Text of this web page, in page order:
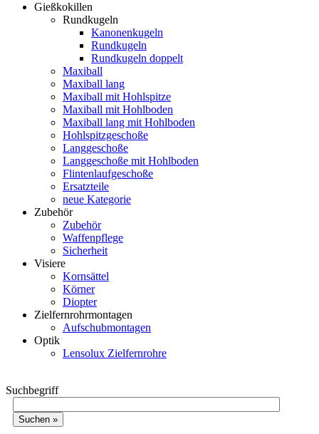
Gießkokillen
Rundkugeln
Kanonenkugeln
Rundkugeln
Rundkugeln doppelt
Maxiball
Maxiball lang
Maxiball mit Hohlspitze
Maxiball mit Hohlboden
Maxiball lang mit Hohlboden
Hohlspitzgeschoße
Langgeschoße
Langgeschoße mit Hohlboden
Flintenlaufgeschoße
Ersatzteile
neue Kategorie
Zubehör
Zubehör
Waffenpflege
Sicherheit
Visiere
Kornsättel
Körner
Diopter
Zielfernrohrmontagen
Aufschubmontagen
Optik
Lensolux Zielfernrohre
Suchbegriff